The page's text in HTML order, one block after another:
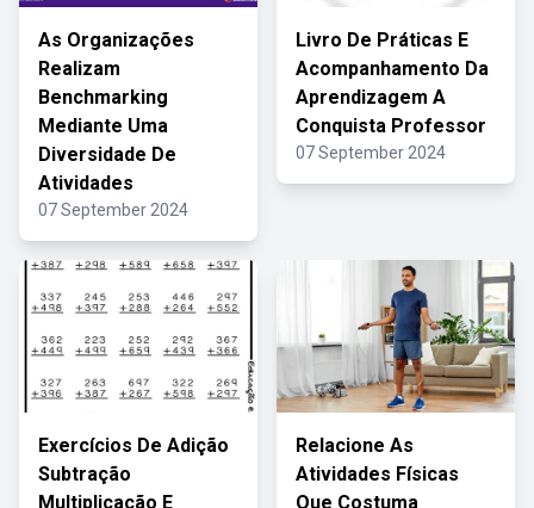
As Organizações
Realizam
Benchmarking
Mediante Uma
Diversidade De
Atividades
07 September 2024
Livro De Práticas E
Acompanhamento Da
Aprendizagem A
Conquista Professor
07 September 2024
Exercícios De Adição
Subtração
Multiplicação E
Relacione As
Atividades Físicas
Que Costuma